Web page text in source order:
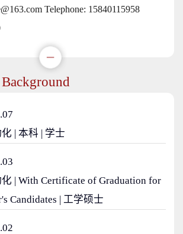
Telephone: 15840115958
| 本科 | 学士
| With Certificate of Graduation for
Candidates | 工学硕士